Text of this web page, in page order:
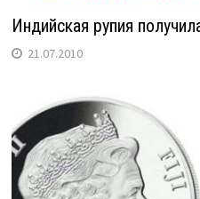
Индийская рупия
21.07.2010